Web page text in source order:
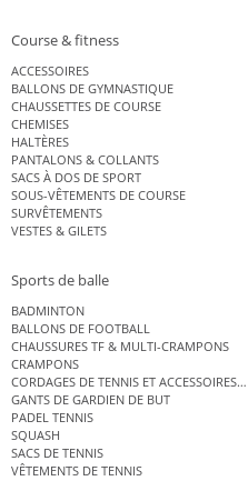
Course & fitness
ACCESSOIRES
BALLONS DE GYMNASTIQUE
CHAUSSETTES DE COURSE
CHEMISES
HALTÈRES
PANTALONS & COLLANTS
SACS À DOS DE SPORT
SOUS-VÊTEMENTS DE COURSE
SURVÊTEMENTS
VESTES & GILETS
Sports de balle
BADMINTON
BALLONS DE FOOTBALL
CHAUSSURES TF & MULTI-CRAMPONS
CRAMPONS
CORDAGES DE TENNIS ET ACCESSOIRES
GANTS DE GARDIEN DE BUT
PADEL TENNIS
SQUASH
SACS DE TENNIS
VÊTEMENTS DE TENNIS